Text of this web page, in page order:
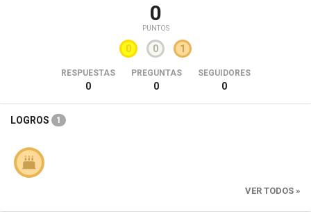
0
PUNTOS
0 0 1
RESPUESTAS
0
PREGUNTAS
0
SEGUIDORES
0
LOGROS 1
VER TODOS »